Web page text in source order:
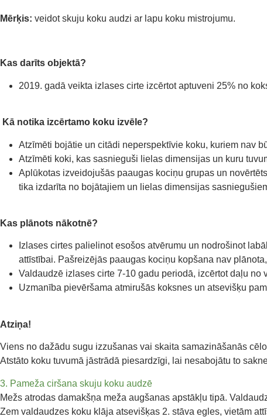
Mērķis: veidot skuju koku audzi ar lapu koku mistrojumu.
Kas darīts objektā?
2019. gadā veikta izlases cirte izcērtot aptuveni 25% no
Kā notika izcērtamo koku izvēle?
Atzīmēti bojātie un citādi neperspektīvie koku, kuriem nav
Atzīmēti koki, kas sasnieguši lielas dimensijas un kuru
Aplūkotas izveidojušās paaugas kociņu grupas un
tika izdarīta no bojātajiem un lielas dimensijas
Kas plānots nākotnē?
Izlases cirtes palielinot esošos atvērumu un nodrošinot
attīstībai. Pašreizējās paaugas kociņu kopšana nav
Valdaudzē izlases cirte 7-10 gadu periodā, izcērtot daļu no
Uzmanība pievēršama atmirušās koksnes un atsevišķu
Atziņa!
Viens no dažādu sugu izzušanas vai skaita samazināšanās
Atstāto koku tuvumā jāstrādā piesardzīgi, lai nesabojātu to
3. Pameža ciršana skuju koku audzē
Mežs atrodas damakšņa meža augšanas apstākļu tipā.
Zem valdaudzes koku klāja atsevišķas 2. stāva egles, vietām